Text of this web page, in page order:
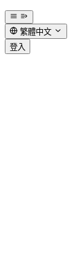
繁體中文
登入